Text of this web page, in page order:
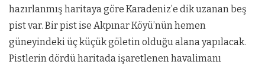
hazırlanmış haritaya göre Karadeniz’e dik uzanan beş
pist var. Bir pist ise Akpınar Köyü’nün hemen
güneyindeki üç küçük göletin olduğu alana yapılacak.
Pistlerin dördü haritada işaretlenen havalimanı